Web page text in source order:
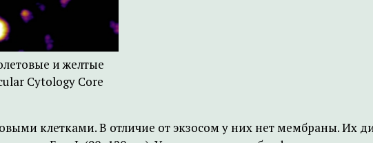
и желтые
Cytology Core
клетками. В отличие от экзосом у них нет мембраны. Их